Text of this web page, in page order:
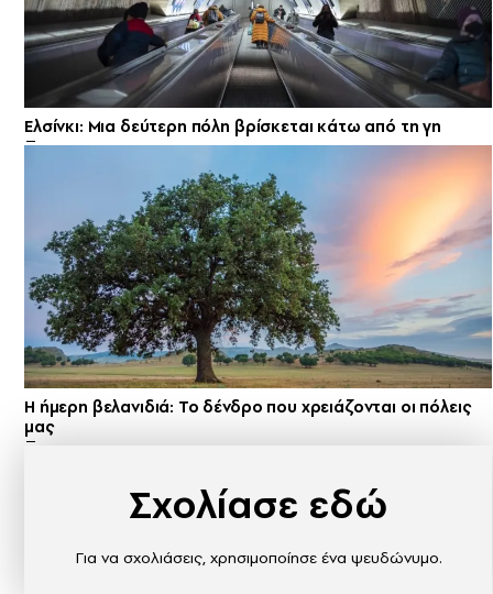
Ελσίνκι: Mια δεύτερη πόλη βρίσκεται κάτω από τη γη
Η ήμερη βελανιδιά: Το δένδρο που χρειάζονται οι πόλεις
μας
Σχολίασε εδώ
Για να σχολιάσεις, χρησιμοποίησε ένα ψευδώνυμο.